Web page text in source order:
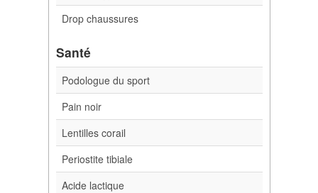
Drop chaussures
Santé
Podologue du sport
Pain noir
Lentilles corail
Periostite tibiale
Acide lactique